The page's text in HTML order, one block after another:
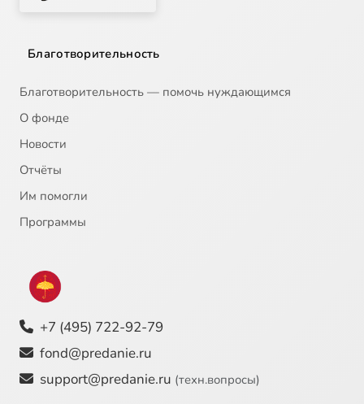
Благотворительность
Благотворительность — помочь нуждающимся
О фонде
Новости
Отчёты
Им помогли
Программы
+7 (495) 722-92-79
fond@predanie.ru
support@predanie.ru (техн.вопросы)